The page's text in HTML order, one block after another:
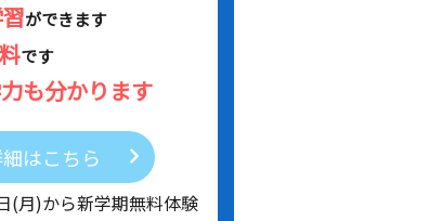
ができます
です
も分かります
はこちら
(月)から新学期無料体験